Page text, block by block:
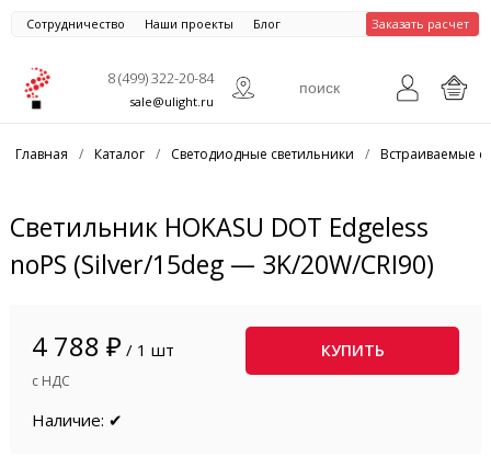
Сотрудничество Наши проекты Блог Заказать расчет
8 (499) 322-20-84
sale@ulight.ru
Главная / Каталог / Светодиодные светильники / Встраиваемые
Светильник HOKASU DOT Edgeless
noPS (Silver/15deg — 3K/20W/CRI90)
4 788 ₽ / 1 шт
с НДС
КУПИТЬ
Наличие: ✔